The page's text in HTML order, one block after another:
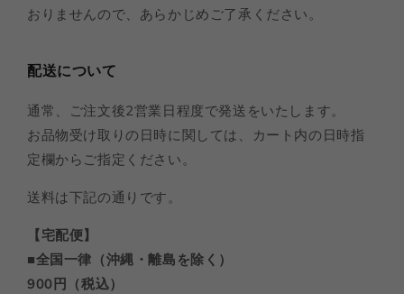
おりませんので、あらかじめご了承ください。
配送について
通常、ご注文後2営業日程度で発送をいたします。
お品物受け取りの日時に関しては、カート内の日時指
定欄からご指定ください。
送料は下記の通りです。
【宅配便】
■全国一律（沖縄・離島を除く）
900円（税込）